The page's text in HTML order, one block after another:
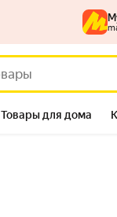
Товары для дома